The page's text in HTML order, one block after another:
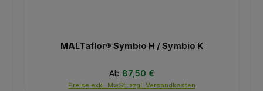
MALTaflor® Symbio H / Symbio K
Regulärer Preis:
Ab 87,50 €
Preise exkl. MwSt. zzgl. Versandkosten